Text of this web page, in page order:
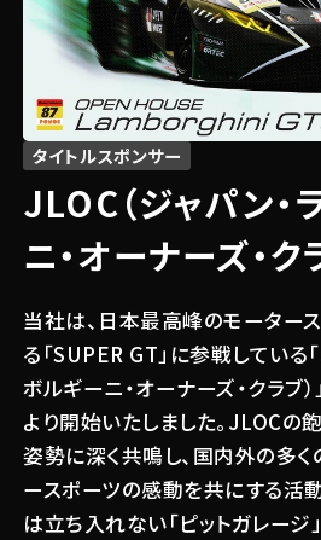
タイトルスポンサー
JLOC（ジャパン・
ニ・オーナーズ・ク
当社は、日本最高峰のモーター
る「SUPER GT」に参戦している
ボルギーニ・オーナーズ・クラブ
より開始いたしました。JLOCの
姿勢に深く共鳴し、国内外の多
ースポーツの感動を共にする活
は立ち入れない「ピットガレー